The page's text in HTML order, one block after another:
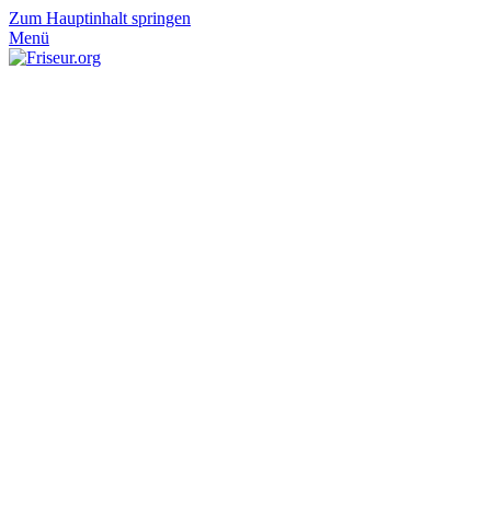
Zum Hauptinhalt springen
Menü